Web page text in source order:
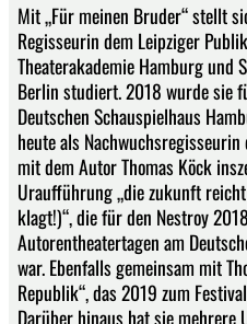
Mit „Für meinen Bruder“ stellt
Regisseurin dem Leipziger
Theaterakademie Hamburg und
Berlin studiert. 2018 wurde sie
Deutschen Schauspielhaus
heute als Nachwuchsregisseurin
mit dem Autor Thomas Köck
Uraufführung „die zukunft
klagt!)“, die für den Nestroy
Autorentheatertagen am
war. Ebenfalls gemeinsam mit
Republik“, das 2019 zum
Darüber hinaus hat sie